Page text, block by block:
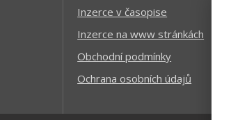
Inzerce v časopise
Inzerce na www stránkách
Obchodní podmínky
Ochrana osobních údajů